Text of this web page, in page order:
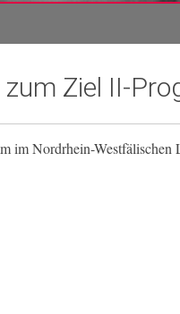
Ziel II-
im Nordrhein-Westfälischen